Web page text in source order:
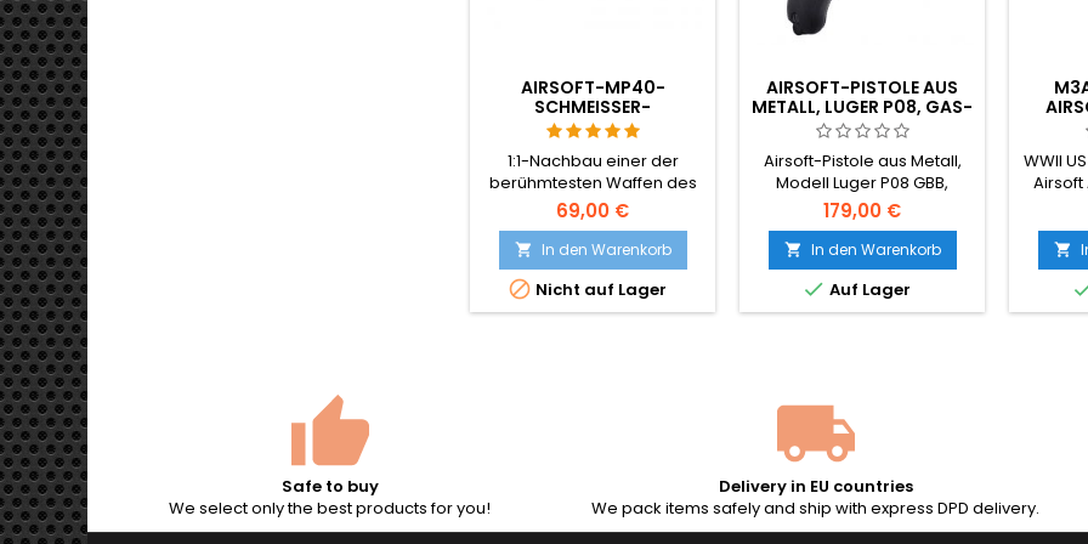
AIRSOFT-MP40-
SCHMEISSER-
FEDERANTRIEB-
MASCHINENPISTOLE
1:1-Nachbau einer der
berühmtesten Waffen des
Zweiten Weltkriegs – der
MP40 Schmeisser. Aus
Kunststoff gefertigt.
69,00 €
 In den Warenkorb
 Nicht auf Lager
AIRSOFT-PISTOLE AUS
METALL, LUGER P08, GAS-
BLOWBACK
Airsoft-Pistole aus Metall,
Modell Luger P08 GBB,
betrieben mit Green Gas.
Eine Nachbildung einer der
legendärsten Pistolen aller
Zeiten, hergestellt in Taiwan,
komplett aus Metall, schwer
und robust.
179,00 €
 In den Warenkorb
 Auf Lager
WWII
Airsoft
Cap-

Safe to buy
We select only the best products for you!
Delivery in EU countries
We pack items safely and ship with express DPD delivery.